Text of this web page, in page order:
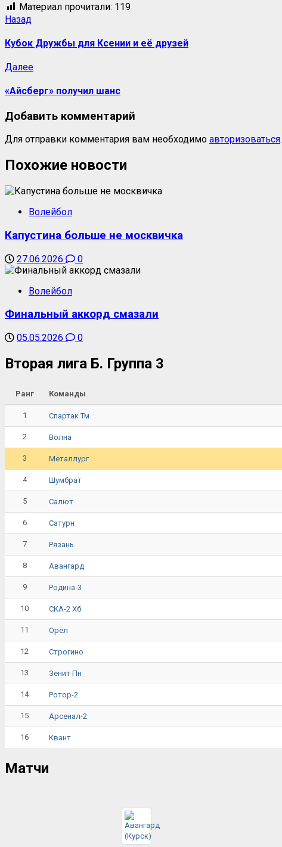
Материал прочитали: 119
Навигация
записи
Назад
Кубок Дружбы для Ксении и её друзей
ДалееСледующая
«Айсберг» получил шанс
Добавить комментарий
Для отправки комментария вам необходимо авторизоваться.
Похожие новости
Волейбол
Капустина больше не москвичка
27.06.2026 0
Волейбол
Финальный аккорд смазали
05.05.2026 0
Вторая лига Б. Группа 3
Ранг Команды
1 Спартак Тм
2 Волна
3 Металлург
4 Шумбрат
5 Салют
6 Сатурн
7 Рязань
8 Авангард
9 Родина-3
10 СКА-2 Хб
11 Орёл
12 Строгино
13 Зенит Пн
14 Ротор-2
15 Арсенал-2
16 Квант
Матчи